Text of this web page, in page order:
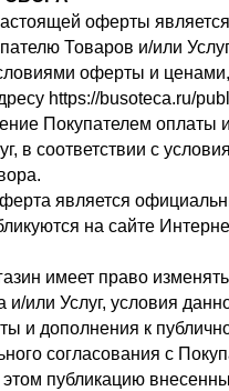
оферты является
Товаров и/или
оферты и ценами,
https://busoteca.ru/
Покупателем оплаты
в соответствии с
является
на сайте
имеет право изменять
и/или Услуг, условия
и дополнения к
согласования с
публикацию